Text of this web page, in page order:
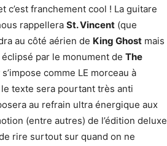
c’est franchement cool ! La guitare
rappellera St. Vincent (que
au côté aérien de King Ghost mais
par le monument de The
s’impose comme LE morceau à
texte sera pourtant très anti
au refrain ultra énergique aux
(entre autres) de l’édition deluxe
rire surtout sur quand on ne